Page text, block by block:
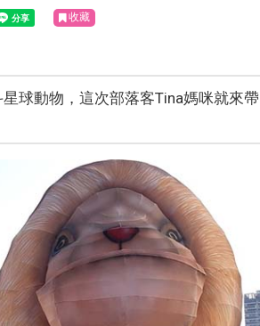
收藏
球動物，這次部落客Tina媽咪就來帶